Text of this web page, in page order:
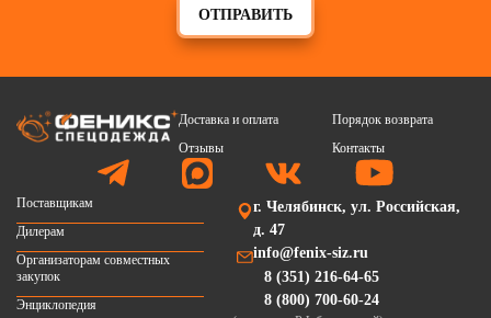
ОТПРАВИТЬ
Доставка и оплата
Порядок возврата
Отзывы
Контакты
Поставщикам
Дилерам
Организаторам совместных
закупок
Энциклопедия
г. Челябинск, ул. Российская,
д. 47
info@fenix-siz.ru
8 (351) 216-64-65
8 (800) 700-60-24